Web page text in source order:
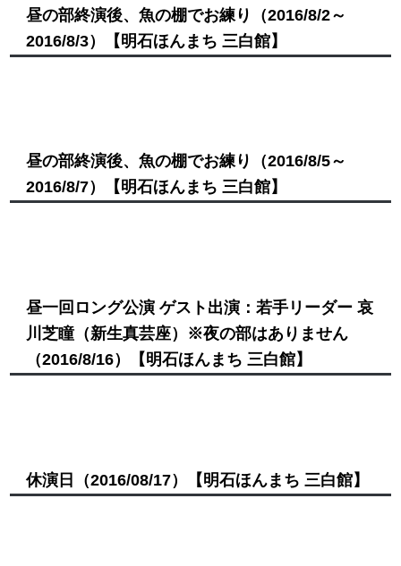
昼の部終演後、魚の棚でお練り
（2016/8/2～
2016/8/3）
【明石ほんまち 三白館】
昼の部終演後、魚の棚でお練り
（2016/8/5～
2016/8/7）
【明石ほんまち 三白館】
昼一回ロング公演 ゲスト出演：若手リーダー 哀
川芝瞳（新生真芸座）※夜の部はありません
（2016/8/16）
【明石ほんまち 三白館】
休演日 （2016/08/17） 【明石ほんまち 三白館】